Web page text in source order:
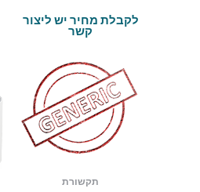
לקבלת מחיר יש ליצור
קשר
תקשורת